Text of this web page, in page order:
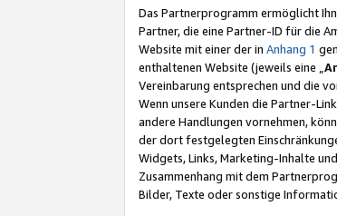
Das Partnerprogramm ermöglicht
Partner, die eine Partner-ID für die
Website mit einer der in Anhang 1
enthaltenen Website (jeweils eine „
Vereinbarung entsprechen und die
Wenn unsere Kunden die Partner-
andere Handlungen vornehmen,
der dort festgelegten
Widgets, Links, Marketing-Inhalte
Zusammenhang mit dem
Bilder, Texte oder sonstige